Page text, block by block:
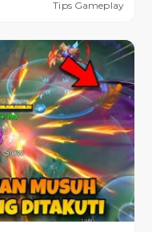
Tips Gameplay